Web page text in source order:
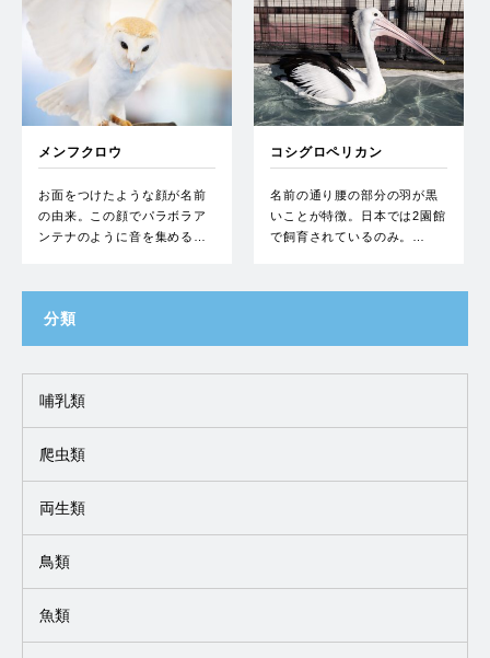
メンフクロウ
お面をつけたような顔が名前
の由来。この顔でパラボラア
ンテナのように音を集める…
コシグロペリカン
名前の通り腰の部分の羽が黒
いことが特徴。日本では2園館
で飼育されているのみ。…
分類
哺乳類
爬虫類
両生類
鳥類
魚類